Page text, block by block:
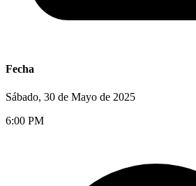
Fecha
Sábado, 30 de Mayo de 2025
6:00 PM